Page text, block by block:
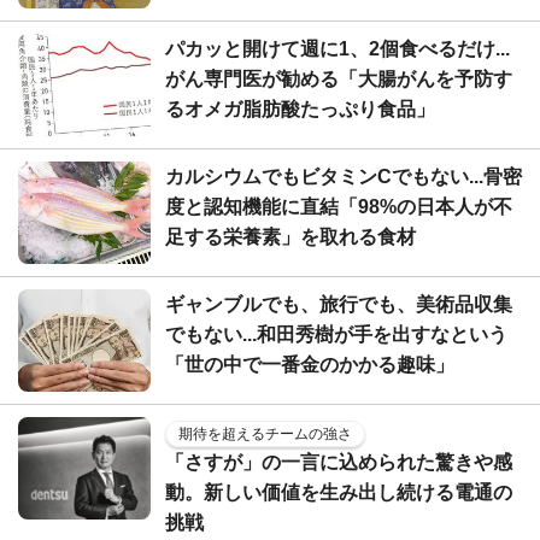
パカッと開けて週に1、2個食べるだけ...
がん専門医が勧める「大腸がんを予防す
るオメガ脂肪酸たっぷり食品」
カルシウムでもビタミンCでもない...骨密
度と認知機能に直結「98%の日本人が不
足する栄養素」を取れる食材
ギャンブルでも、旅行でも、美術品収集
でもない...和田秀樹が手を出すなという
「世の中で一番金のかかる趣味」
期待を超えるチームの強さ
「さすが」の一言に込められた驚きや感
動。新しい価値を生み出し続ける電通の
挑戦